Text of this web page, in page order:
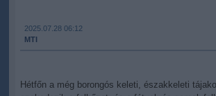
2025.07.28 06:12
MTI
Hétfőn a még borongós keleti, északkeleti